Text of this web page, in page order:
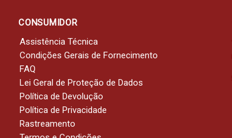
CONSUMIDOR
Assistência Técnica
Condições Gerais de Fornecimento
FAQ
Lei Geral de Proteção de Dados
Política de Devolução
Política de Privacidade
Rastreamento